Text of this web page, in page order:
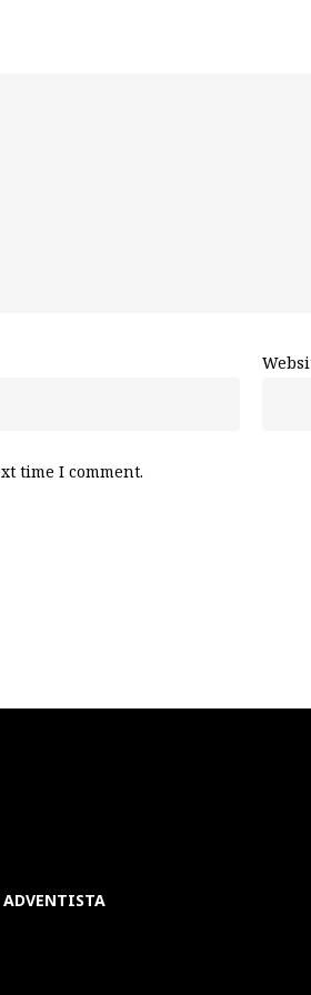
time I comment.